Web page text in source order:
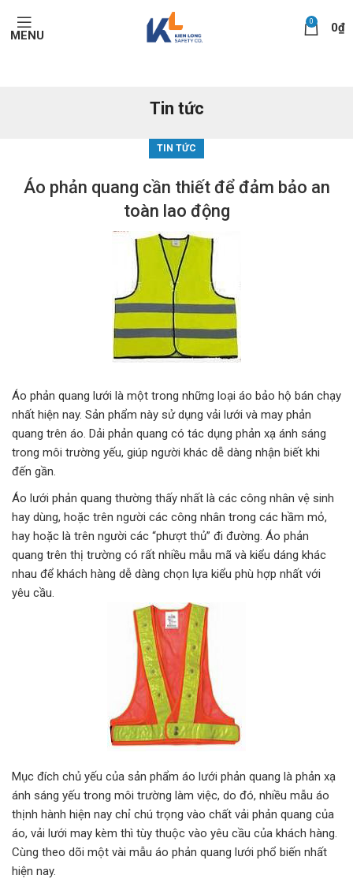
MENU
0 0₫
Tin tức
TIN TỨC
Áo phản quang cần thiết để đảm bảo an
toàn lao động
Áo phản quang lưới là một trong những loại áo bảo hộ bán chạy
nhất hiện nay. Sản phẩm này sử dụng vải lưới và may phản
quang trên áo. Dải phản quang có tác dụng phản xạ ánh sáng
trong môi trường yếu, giúp người khác dễ dàng nhận biết khi
đến gần.
Áo lưới phản quang thường thấy nhất là các công nhân vệ sinh
hay dùng, hoặc trên người các công nhân trong các hầm mỏ,
hay hoặc là trên người các “phượt thủ” đi đường. Áo phản
quang trên thị trường có rất nhiều mẫu mã và kiểu dáng khác
nhau để khách hàng dễ dàng chọn lựa kiểu phù hợp nhất với
yêu cầu.
Mục đích chủ yếu của sản phẩm áo lưới phản quang là phản xạ
ánh sáng yếu trong môi trường làm việc, do đó, nhiều mẫu áo
thịnh hành hiện nay chỉ chú trọng vào chất vải phản quang của
áo, vải lưới may kèm thì tùy thuộc vào yêu cầu của khách hàng.
Cùng theo dõi một vài mẫu áo phản quang lưới phổ biến nhất
hiện nay.